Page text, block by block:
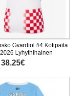
Gvardiol #4 Kotipaita
Lyhythihainen
38.25€